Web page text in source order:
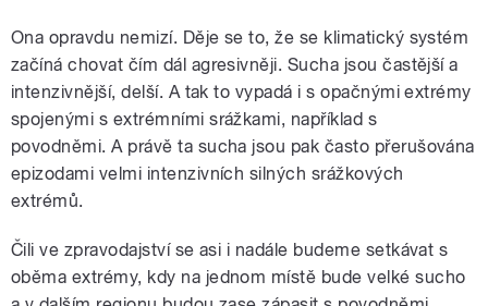
Ona opravdu nemizí. Děje se to, že se klimatický systém
začíná chovat čím dál agresivněji. Sucha jsou častější a
intenzivnější, delší. A tak to vypadá i s opačnými extrémy
spojenými s extrémními srážkami, například s
povodněmi. A právě ta sucha jsou pak často přerušována
epizodami velmi intenzivních silných srážkových
extrémů.
Čili ve zpravodajství se asi i nadále budeme setkávat s
oběma extrémy, kdy na jednom místě bude velké sucho